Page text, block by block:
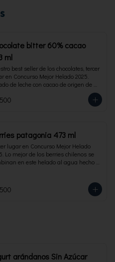
bitter 60% cacao
ml
best seller de los chocolates, tercer
en Concurso Mejor Helado 2025.
de leche con cacao de origen de
al 60%. Envase familiar 473 ml,
4  porciones.
patagonia 473 ml
lugar en Concurso Mejor Helado
Lo mejor de los berries chilenos se
en este helado al agua hecho
Rinde 4 porciones.
arándanos Sin Azúcar